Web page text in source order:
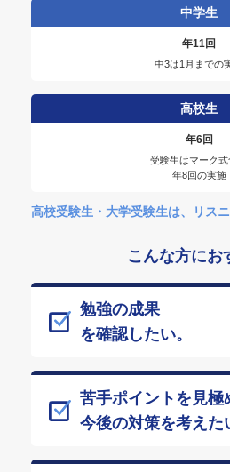
中学生
年11回
中3は1月までの
高校生
年6回
受験生はマーク式
年8回の実施
高校受験生・大学受験生は、リス
こんな方にお
勉強の成果
を確認したい。
苦手ポイントを見極
今後の対策を考えた